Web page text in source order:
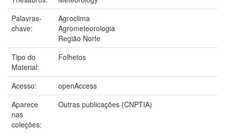
Palavras-
chave:
Agroclima
Agrometeorologia
Região Norte
Tipo do
Material:
Folhetos
Acesso:
openAccess
Aparece
nas
coleções:
Outras publicações (CNPTIA)